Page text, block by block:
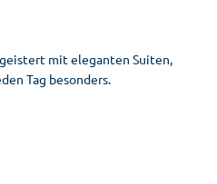
mit eleganten Suiten,
Tag besonders.